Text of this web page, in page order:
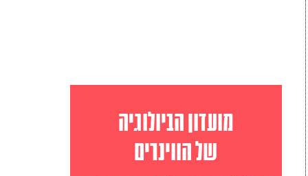
מועדון הביולוגיה
של הווינרים